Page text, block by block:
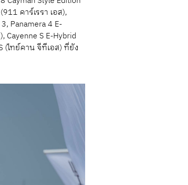
คาร์เรรา เอส),
Panamera 4 E-
S E-Hybrid
(ไทย์คาน จีทีเอส) ที่ยัง